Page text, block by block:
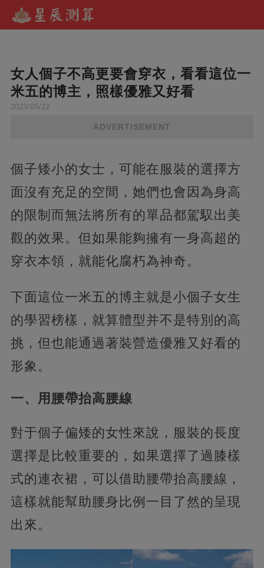
女人個子不高更要會穿衣，看看這位一
米五的博主，照樣優雅又好看
2023/05/22
ADVERTISEMENT
個子矮小的女士，可能在服裝的選擇方
面沒有充足的空間，她們也會因為身高
的限制而無法將所有的單品都駕馭出美
觀的效果。但如果能夠擁有一身高超的
穿衣本領，就能化腐朽為神奇。
下面這位一米五的博主就是小個子女生
的學習榜樣，就算體型并不是特別的高
挑，但也能通過著裝營造優雅又好看的
形象。
一、用腰帶抬高腰線
對于個子偏矮的女性來說，服裝的長度
選擇是比較重要的，如果選擇了過膝樣
式的連衣裙，可以借助腰帶抬高腰線，
這樣就能幫助腰身比例一目了然的呈現
出來。